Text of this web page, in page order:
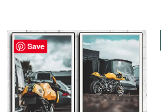
Save